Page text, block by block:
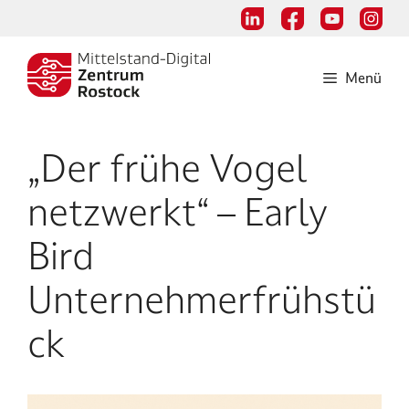
springen
Menü
„Der frühe Vogel
netzwerkt“ – Early
Bird
Unternehmerfrühstü
ck